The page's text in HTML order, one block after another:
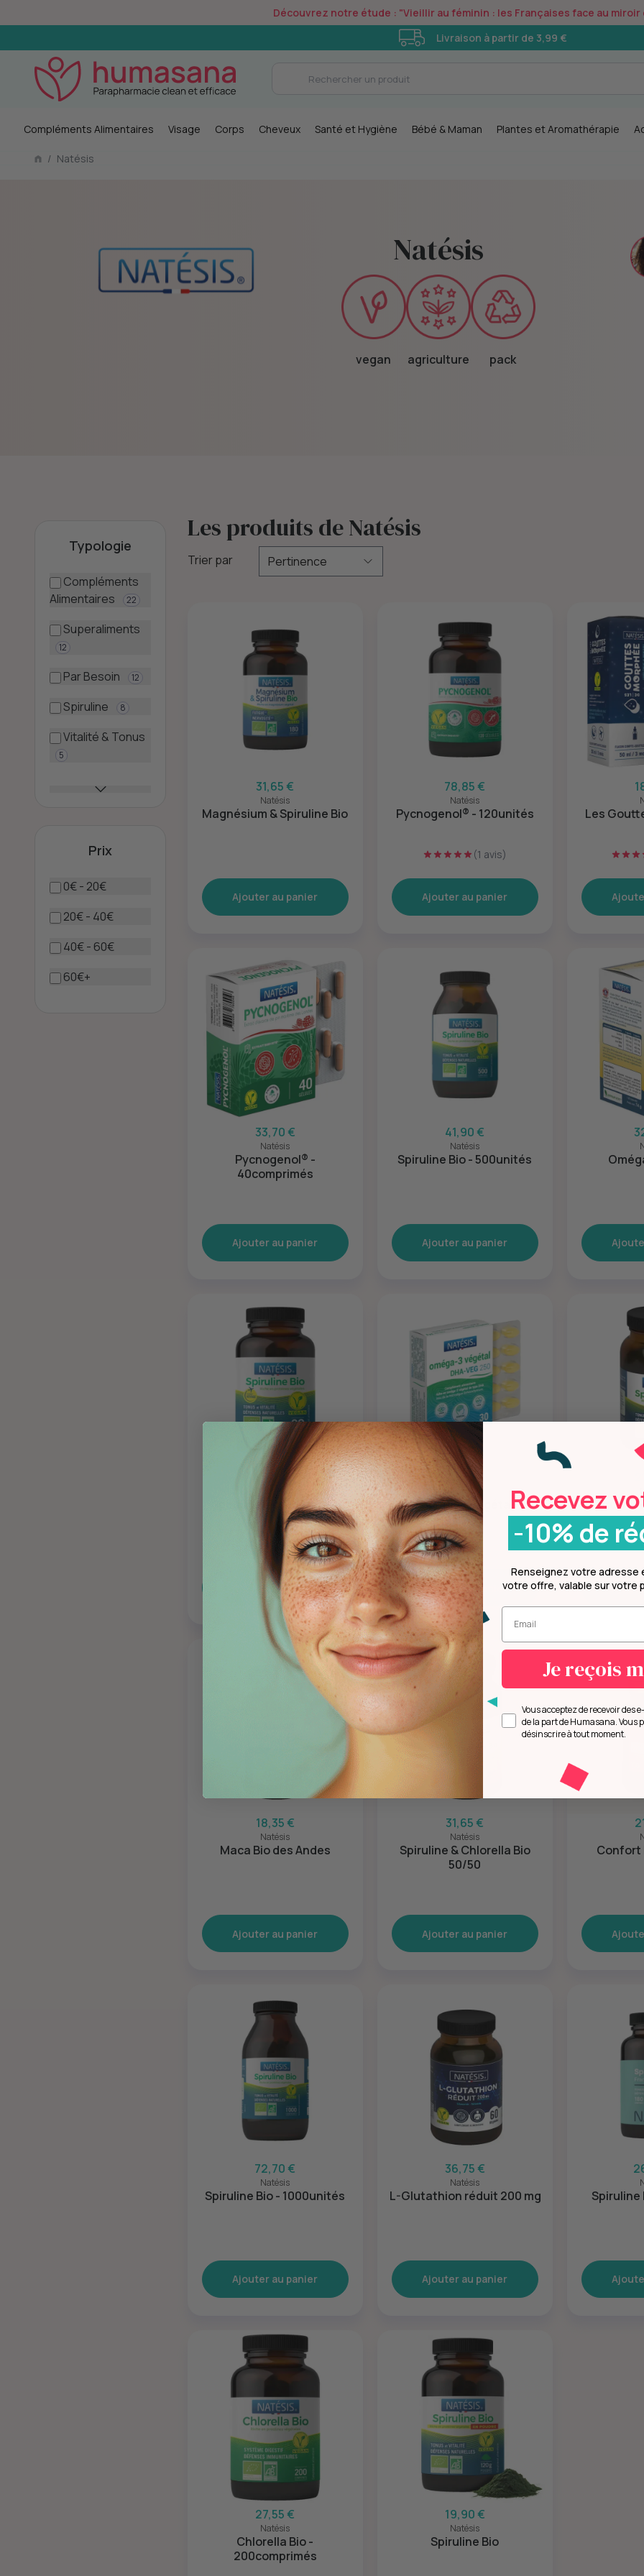
Découvrez notre étude : "Vieillir au féminin : les Françaises face au miroir
Livraison à partir de 3,99 €
Compléments Alimentaires Visage Corps Cheveux Santé et Hygiène Bébé & Maman Plantes et Aromathérapie
/ Natésis
Natésis
vegan agriculture pack
Expertise naturelle : forte
expertise en ingrédients naturels
Diversification qualitative :
élargissement de l'offre avec des
produits variés et certifiés bio.
Typologie
Compléments
Alimentaires
22
Superaliments
12
Par Besoin 12
Spiruline 8
Vitalité & Tonus
5
Prix
0€ - 20€
20€ - 40€
40€ - 60€
60€+
Les produits de Natésis
Trier par
31,65 €
Natésis
Magnésium & Spiruline Bio
Ajouter au panier
78,85 €
Natésis
Pycnogenol® - 120unités
(1 avis)
Ajouter au panier
Les
33,70 €
Natésis
Pycnogenol® -
40comprimés
Ajouter au panier
41,90 €
Natésis
Spiruline Bio - 500unités
Ajouter au panier
14,20 €
Natésis
Spiruline Bio - 90unités
Ajouter au panier
22,45 €
Natésis
Oméga-3 végétal
Ajouter au panier
Spiruline
18,35 €
Natésis
Maca Bio des Andes
Ajouter au panier
31,65 €
Natésis
Spiruline & Chlorella Bio
50/50
Ajouter au panier
Confort
72,70 €
Natésis
Spiruline Bio - 1000unités
Ajouter au panier
36,75 €
Natésis
L-Glutathion réduit 200 mg
Ajouter au panier
Spiruline
27,55 €
Natésis
Chlorella Bio -
200comprimés
19,90 €
Natésis
Spiruline Bio
Recevez
-10% de
Renseignez votre adresse
votre offre, valable sur votre
Entrez votre mail.
Je reçois
Opt inVous acceptez de recevoir des
de la part de Humasana. Vous
désinscrire à tout moment.